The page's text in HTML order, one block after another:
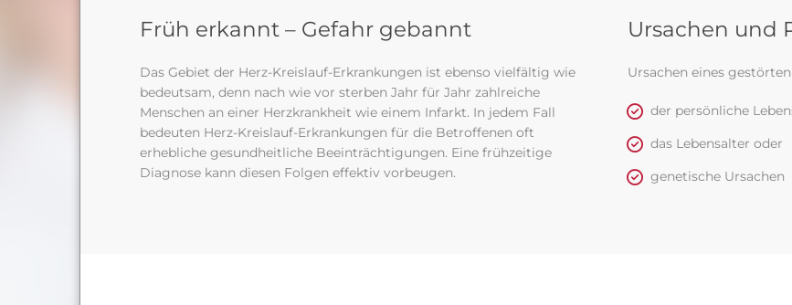
Früh erkannt – Gefahr gebannt
Das Gebiet der Herz-Kreislauf-Erkrankungen ist ebenso vielfältig wie
bedeutsam, denn nach wie vor sterben Jahr für Jahr zahlreiche
Menschen an einer Herzkrankheit wie einem Infarkt. In jedem Fall
bedeuten Herz-Kreislauf-Erkrankungen für die Betroffenen oft
erhebliche gesundheitliche Beeinträchtigungen. Eine frühzeitige
Diagnose kann diesen Folgen effektiv vorbeugen.
Ursachen und
Ursachen eines
der persönliche
das Lebensalter oder
genetische Ursachen